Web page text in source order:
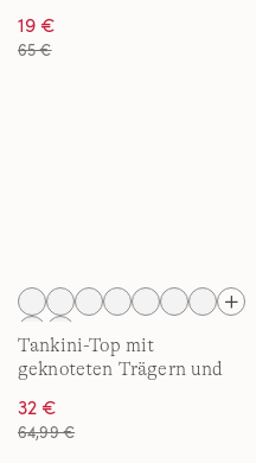
19 €
65 €
Tankini-Top mit
geknoteten Trägern und
32 €
64,99 €